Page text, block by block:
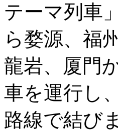
テーマ列車
ら婺源、福
龍岩、厦門
車を運行し
路線で結び